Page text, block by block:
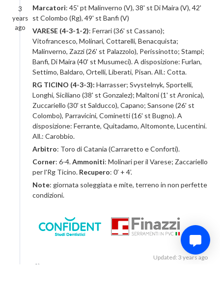
3
years
ago
Marcatori: 45' pt Malinverno (V), 38' st Di Maira (V), 42'
st Colombo (Rg), 49' st Banfi (V)
VARESE (4-3-1-2): Ferrari (36' st Cassano);
Vitofrancesco, Molinari, Cottarelli, Benacquista;
Malinverno, Zazzi (26' st Palazzolo), Perissinotto; Stampi;
Banfi, Di Maira (40' st Musumeci). A disposizione: Furlan,
Settimo, Baldaro, Ortelli, Liberati, Pisan. All.: Cotta.
RG TICINO (4-3-3): Harrasser; Svystelnyk, Sportelli,
Longhi, Siciliano (38' st Gonzalez); Maltoni (1' st Aronica),
Zuccariello (30' st Salducco), Capano; Sansone (26' st
Colombo), Parravicini, Cominetti (16' st Bugno). A
disposizione: Ferrante, Quitadamo, Altomonte, Lucentini.
All.: Carobbio.
Arbitro: Toro di Catania (Carraretto e Conforti).
Corner: 6-4.Ammoniti: Molinari per il Varese; Zaccariello
per l'Rg Ticino. Recupero: 0’ + 4’.
Note: giornata soleggiata e mite, terreno in non perfette
condizioni.
Updated: 3 years ago